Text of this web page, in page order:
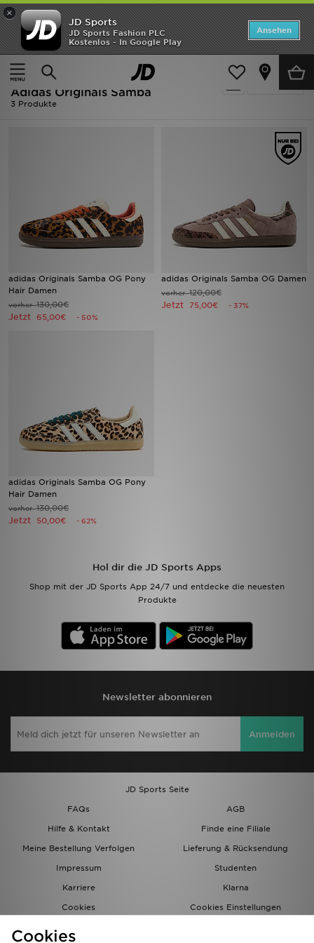
×
JD Sports
JD Sports Fashion PLC
Kostenlos - In Google Play
Ansehen
Home
Frauen
Verfeinern
Ausverkauf | Frauen - Braun Adidas
Adidas Originals Samba
3 Produkte
adidas Originals Samba OG Pony
Hair Damen
vorher130,00€
Jetzt 65,00€ - 50%
adidas Originals Samba OG Damen
vorher120,00€
Jetzt 75,00€ - 37%
adidas Originals Samba OG Pony
Hair Damen
vorher130,00€
Jetzt 50,00€ - 62%
Hol dir die JD Sports Apps
Shop mit der JD Sports App 24/7 und entdecke die neuesten
Produkte
Newsletter abonnieren
Anmelden
JD Sports Seite
FAQs
AGB
Hilfe & Kontakt
Finde eine Filiale
Meine Bestellung Verfolgen
Lieferung & Rücksendung
Impressum
Studenten
Karriere
Klarna
Cookies
Cookies Einstellungen
ANGEBOTE
Neuheiten
Herren
Marken
Fußball
Sport
Lade die APP
Hilfe & Kontakt
Geschenkgutschein
Blog
Cookies